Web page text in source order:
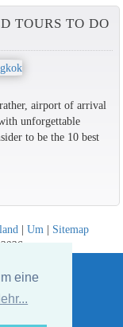
eine
TOURS TO DO
airport of arrival
unforgettable
to be the 10 best
| Um | Sitemap